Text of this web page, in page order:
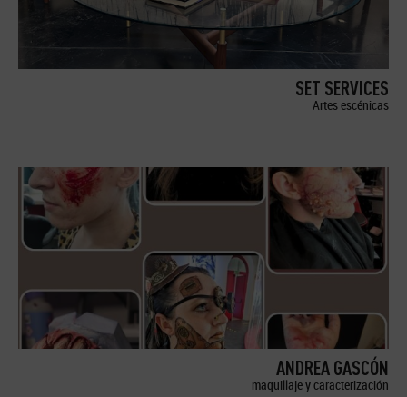
SET SERVICES
Artes escénicas
ANDREA GASCÓN
maquillaje y caracterización